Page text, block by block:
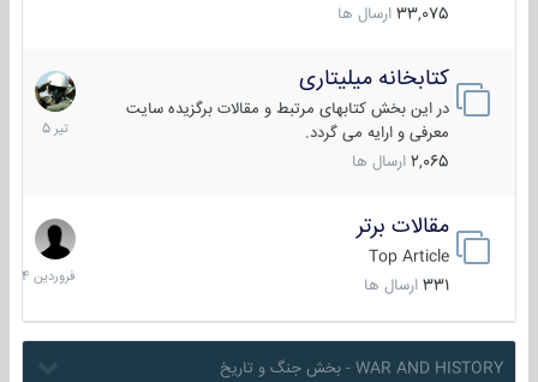
33,075 ارسال ها
کتابخانه میلیتاری
در این بخش کتابهای مرتبط و مقالات برگزیده سایت
معرفی و ارایه می گردد.
2,065 ارسال ها
16
تیر
1405
مقالات برتر
Top Article
331 ارسال ها
29
فروردین
1404
WAR AND HISTORY - بخش جنگ و تاریخ